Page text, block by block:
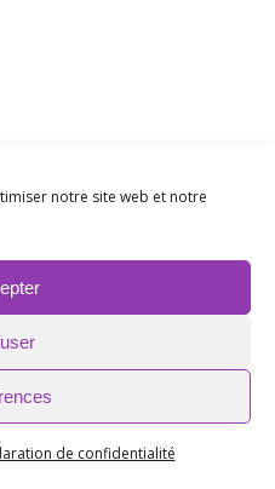
notre site web et notre
de confidentialité